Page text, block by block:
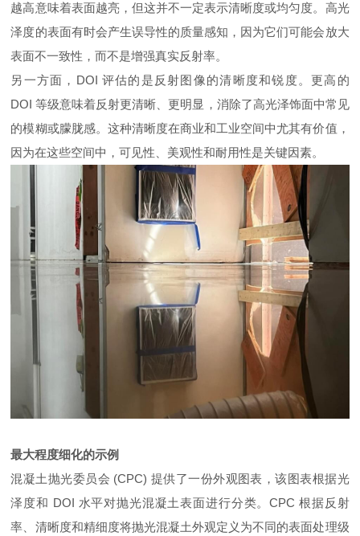
越高意味着表面越亮，但这并不一定表示清晰度或均匀度。高光
泽度的表面有时会产生误导性的质量感知，因为它们可能会放大
表面不一致性，而不是增强真实反射率。
另一方面，DOI 评估的是反射图像的清晰度和锐度。更高的
DOI 等级意味着反射更清晰、更明显，消除了高光泽饰面中常见
的模糊或朦胧感。这种清晰度在商业和工业空间中尤其有价值，
因为在这些空间中，可见性、美观性和耐用性是关键因素。
最大程度细化的示例
混凝土抛光委员会 (CPC) 提供了一份外观图表，该图表根据光
泽度和 DOI 水平对抛光混凝土表面进行分类。CPC 根据反射
率、清晰度和精细度将抛光混凝土外观定义为不同的表面处理级